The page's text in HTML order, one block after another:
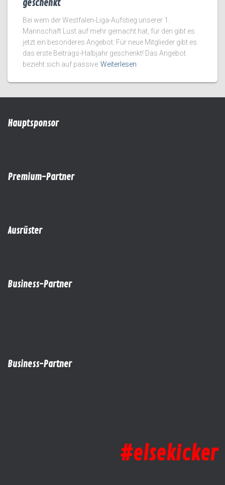
geschenkt
Bei wem der Westfalen-Liga-Aufstieg unserer 1.
Mannschaft Lust auf mehr gemacht hat, für den gibt es
jetzt ein besonderes Angebot: Für neue Mitglieder gibt es
das erste Beitrags-Halbjahr geschenkt! Das Angebot
bezieht sich auf passive Weiterlesen
Hauptsponsor
Premium-Partner
Ausrüster
Business-Partner
Business-Partner
#elsekicker